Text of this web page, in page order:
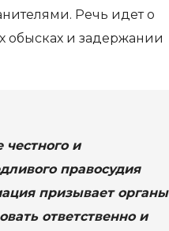
Речь идет о
обысках и задержании
честного и
правосудия
призывает органы
ответственно и